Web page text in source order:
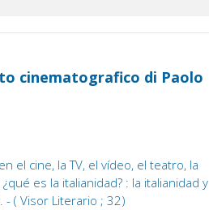
cinematografico di Paolo
el cine, la TV, el vídeo, el teatro, la
es la italianidad? : la italianidad y
- ( Visor Literario ; 32)